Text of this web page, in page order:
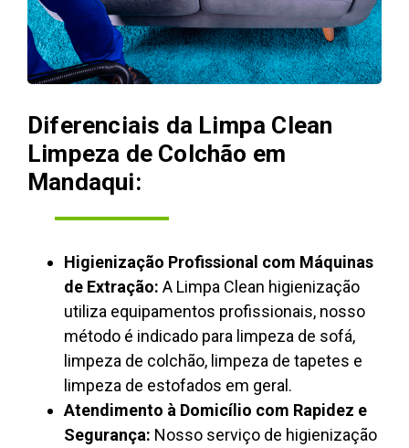
Diferenciais da Limpa Clean
Limpeza de Colchão em
Mandaqui:
Higienização Profissional com Máquinas
de Extração: A Limpa Clean higienização
utiliza equipamentos profissionais, nosso
método é indicado para limpeza de sofá,
limpeza de colchão, limpeza de tapetes e
limpeza de estofados em geral.
Atendimento à Domicílio com Rapidez e
Segurança: Nosso serviço de higienização